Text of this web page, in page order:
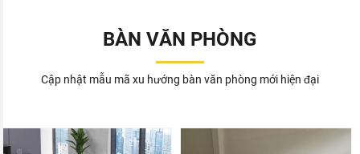
BÀN VĂN PHÒNG
Cập nhật mẫu mã xu hướng bàn văn phòng mới hiện đại